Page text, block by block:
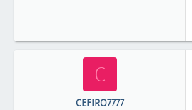
C
CEFIRO7777